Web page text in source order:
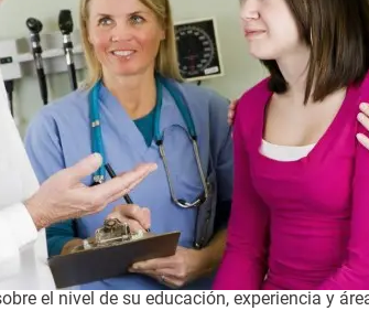
el nivel de su educación, experiencia y